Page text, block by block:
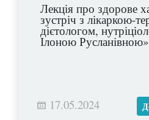
Лекція про здорове
зустріч з лікаркою-
дієтологом,
Ілоною
17.05.2024